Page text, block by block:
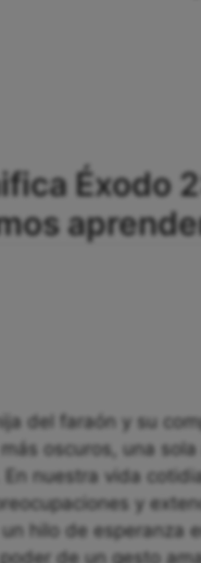
Éxodo
del faraón y su
oscuros, una
nuestra vida
y
hilo de esperanza
de un gesto